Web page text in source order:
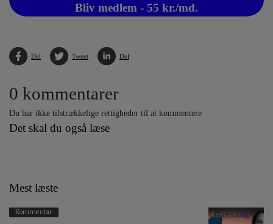
Bliv medlem - 55 kr./md.
Del Tweet Del
0 kommentarer
Du har ikke tilstrækkelige rettigheder til at kommentere
Det skal du også læse
Mest læste
Kommentar